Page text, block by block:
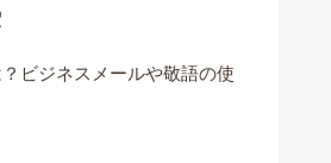
？ビジネスメールや敬語の使